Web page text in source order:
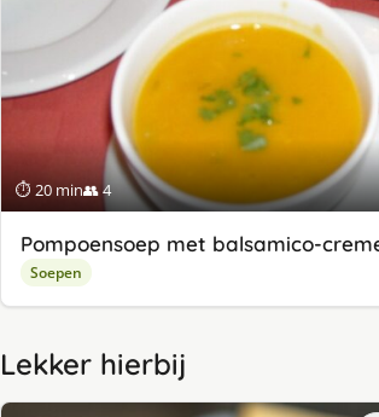
⏱ 20 min👥 4
Pompoensoep met balsamico-
Soepen
Lekker hierbij